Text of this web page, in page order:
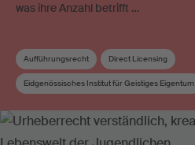
was ihre Anzahl betrifft …
Aufführungsrecht Direct Licensing
Eidgenössisches Institut für Geistiges Eigentum